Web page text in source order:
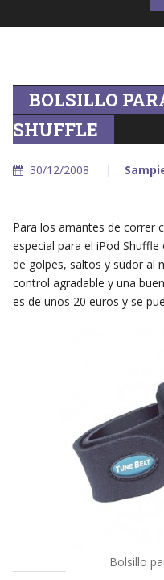
BOLSILLO
SHUFFLE
30/12/2008
Para los amantes de correr
especial para el iPod
de golpes, saltos y sudor al
control agradable y una
es de unos 20 euros y se
Bolsillo